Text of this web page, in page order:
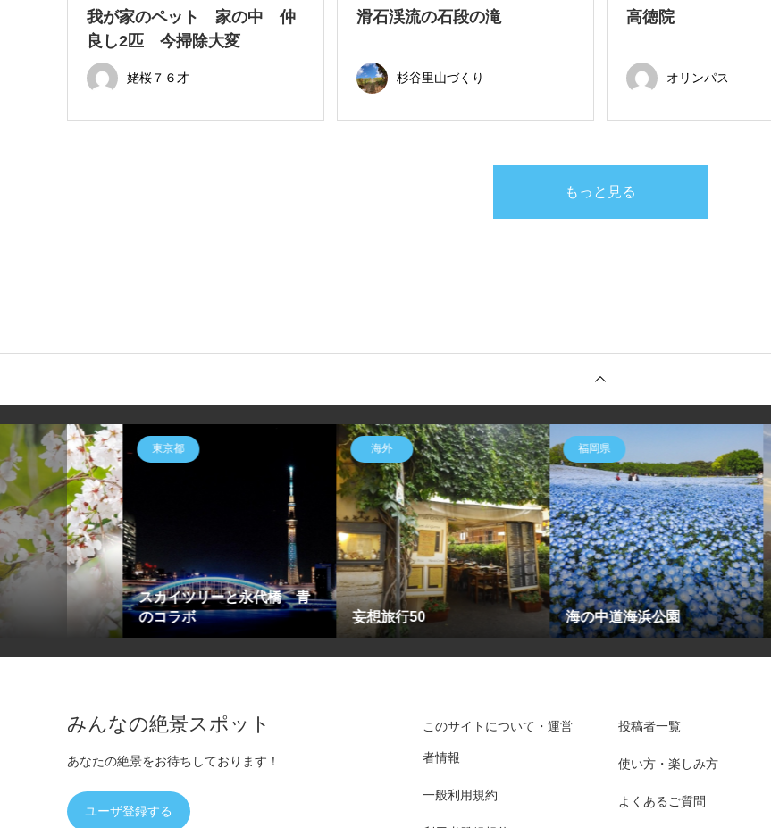
我が家のペット 家の中 仲
良し2匹 今掃除大変
姥桜７６才
滑石渓流の石段の滝
杉谷里山づくり
高徳院
オリンパス
もっと見る
海外
妄想旅行50
福岡県
海の中道海浜公園
熊本県
天草の島々
山梨県
「雨上
山」
みんなの絶景スポット
あなたの絶景をお待ちしております！
ユーザ登録する
このサイトについて・運営
者情報
一般利用規約
投稿者一覧
使い方・楽しみ方
よくあるご質問